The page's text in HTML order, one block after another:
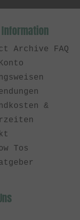
Archive FAQ
&
Tos